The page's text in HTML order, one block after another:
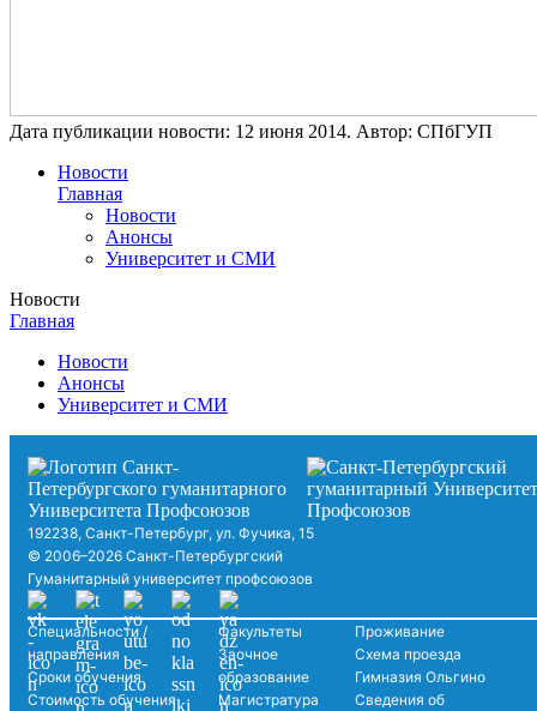
Дата публикации новости: 12 июня 2014. Автор: СПбГУП
Новости
Главная
Новости
Анонсы
Университет и СМИ
Новости
Главная
Новости
Анонсы
Университет и СМИ
192238, Санкт-Петербург, ул. Фучика, 15
© 2006–2026 Санкт-Петербургский
Гуманитарный университет профсоюзов
Специальности /
направления
Сроки обучения
Стоимость обучения
Факультеты
Заочное
образование
Магистратура
Проживание
Схема проезда
Гимназия Ольгино
Сведения об